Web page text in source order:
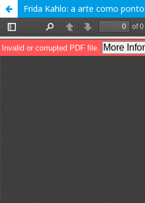
Frida Kahlo: a arte como